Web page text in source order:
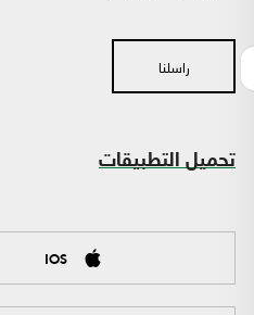
راسلنا
تحميل التطبيقات
IOS